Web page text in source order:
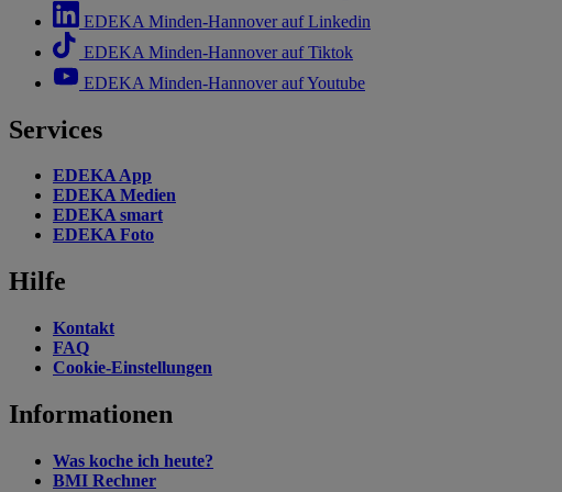
EDEKA Minden-Hannover auf Linkedin
EDEKA Minden-Hannover auf Tiktok
EDEKA Minden-Hannover auf Youtube
Services
EDEKA App
EDEKA Medien
EDEKA smart
EDEKA Foto
Hilfe
Kontakt
FAQ
Cookie-Einstellungen
Informationen
Was koche ich heute?
BMI Rechner